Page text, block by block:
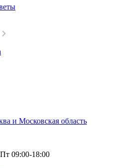
и Московская область
09:00-18:00